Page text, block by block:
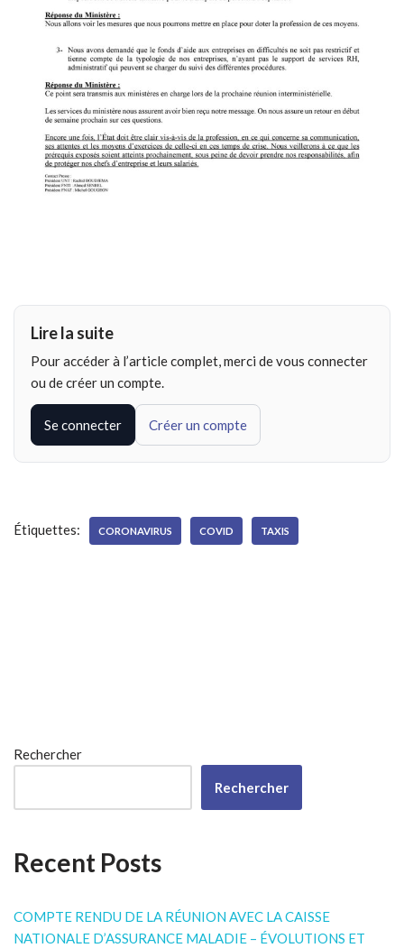
Lire la suite
Pour accéder à l’article complet, merci de vous connecter
ou de créer un compte.
Se connecter Créer un compte
Étiquettes: CORONAVIRUS COVID TAXIS
Rechercher
Rechercher
Recent Posts
COMPTE RENDU DE LA RÉUNION AVEC LA CAISSE
NATIONALE D’ASSURANCE MALADIE – ÉVOLUTIONS ET